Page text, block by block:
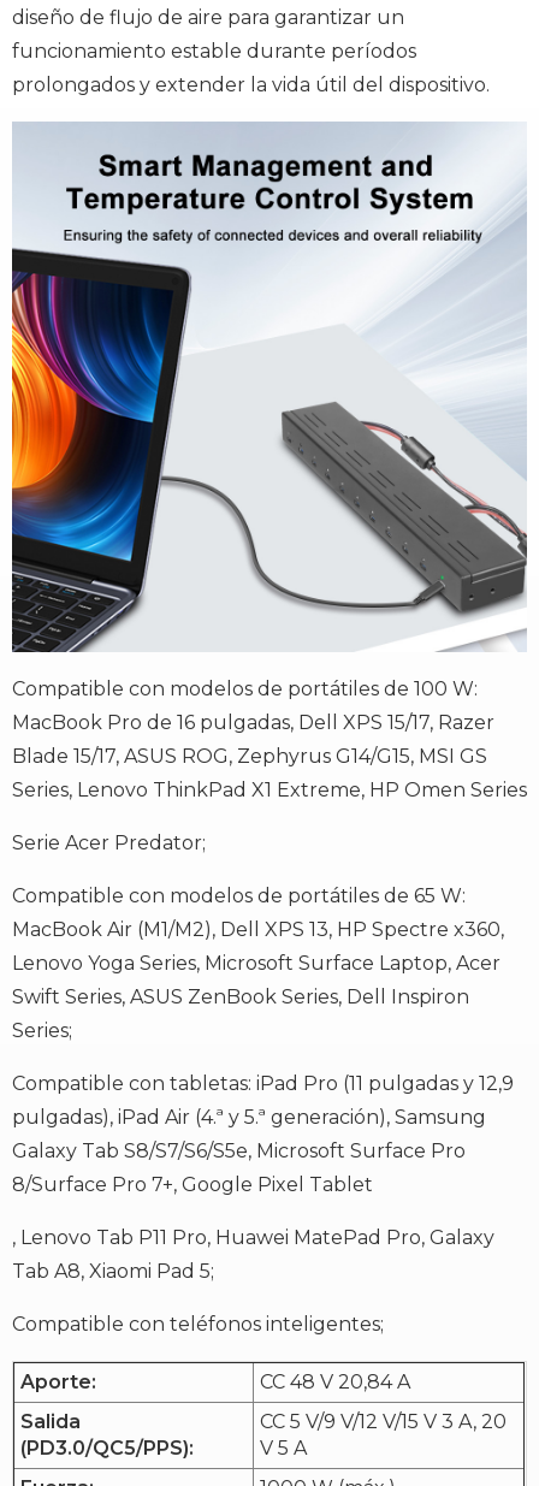
diseño de flujo de aire para garantizar un
funcionamiento estable durante períodos
prolongados y extender la vida útil del dispositivo.
Compatible con modelos de portátiles de 100 W:
MacBook Pro de 16 pulgadas, Dell XPS 15/17, Razer
Blade 15/17, ASUS ROG, Zephyrus G14/G15, MSI GS
Series, Lenovo ThinkPad X1 Extreme, HP Omen Series
Serie Acer Predator;
Compatible con modelos de portátiles de 65 W:
MacBook Air (M1/M2), Dell XPS 13, HP Spectre x360,
Lenovo Yoga Series, Microsoft Surface Laptop, Acer
Swift Series, ASUS ZenBook Series, Dell Inspiron
Series;
Compatible con tabletas: iPad Pro (11 pulgadas y 12,9
pulgadas), iPad Air (4.ª y 5.ª generación), Samsung
Galaxy Tab S8/S7/S6/S5e, Microsoft Surface Pro
8/Surface Pro 7+, Google Pixel Tablet
, Lenovo Tab P11 Pro, Huawei MatePad Pro, Galaxy
Tab A8, Xiaomi Pad 5;
Compatible con teléfonos inteligentes;
Aporte:
CC 48 V 20,84 A
Salida
(PD3.0/QC5/PPS):
CC 5 V/9 V/12 V/15 V 3 A, 20
V 5 A